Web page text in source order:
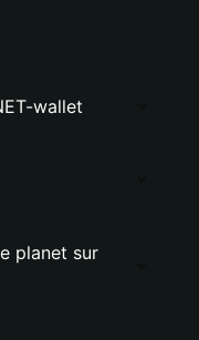
wallet
planet sur